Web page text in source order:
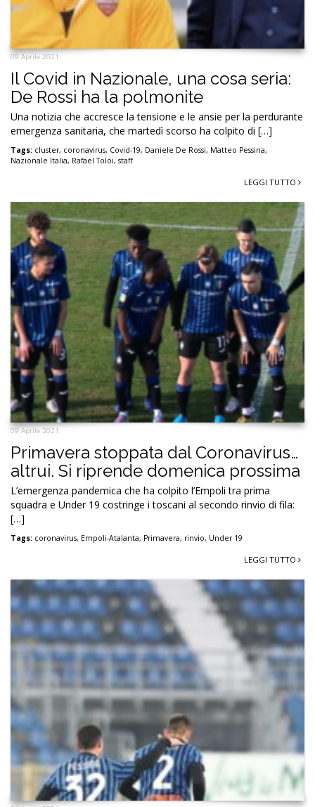
09 Aprile 2021
Il Covid in Nazionale, una cosa seria:
De Rossi ha la polmonite
Una notizia che accresce la tensione e le ansie per la perdurante
emergenza sanitaria, che martedì scorso ha colpito di […]
Tags: cluster, coronavirus, Covid-19, Daniele De Rossi, Matteo Pessina,
Nazionale Italia, Rafael Toloi, staff
LEGGI TUTTO
09 Aprile 2021
Primavera stoppata dal Coronavirus…
altrui. Si riprende domenica prossima
L’emergenza pandemica che ha colpito l’Empoli tra prima
squadra e Under 19 costringe i toscani al secondo rinvio di fila:
[…]
Tags: coronavirus, Empoli-Atalanta, Primavera, rinvio, Under 19
LEGGI TUTTO